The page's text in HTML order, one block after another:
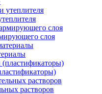
слоя
растворов